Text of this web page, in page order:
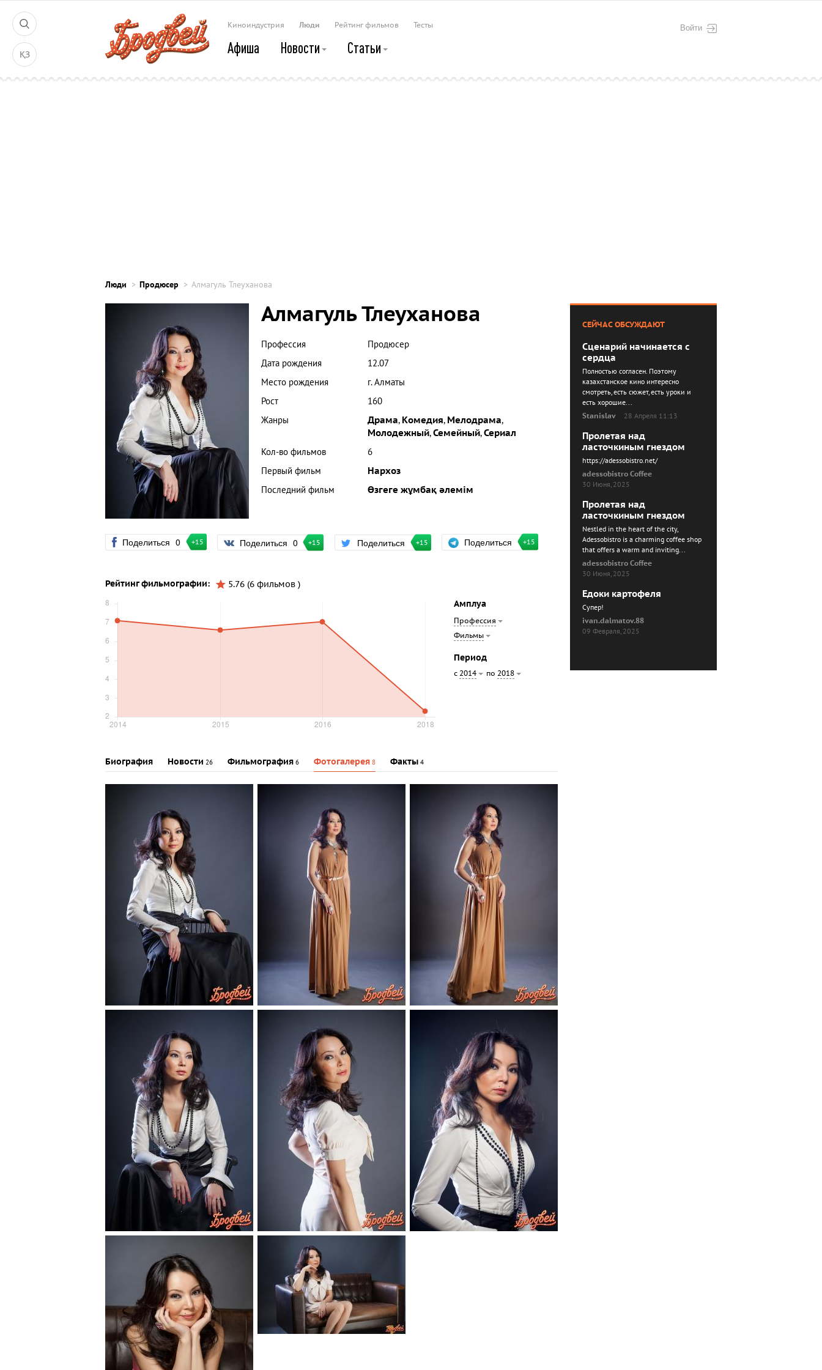
ҚЗ
Войти
Киноиндустрия Люди Рейтинг фильмов Тесты
Афиша Новости Статьи
Люди Продюсер Алмагуль Тлеуханова
Алмагуль Тлеуханова
Профессия
Продюсер
Дата рождения
12.07
Место рождения
г. Алматы
Рост
160
Жанры
Драма, Комедия, Мелодрама,
Молодежный,Семейный,Сериал
Кол-во фильмов
6
Первый фильм
Нархоз
Последний фильм
Өзгеге жұмбақ әлемім
Поделиться 0 +15 Поделиться 0 +15 Поделиться +15 Поделиться +15
Рейтинг фильмографии:
5.76 (6 фильмов )
Амплуа
Профессия
Фильмы
Период
с 2014 по 2018
Биография Новости 26 Фильмография 6 Фотогалерея 8 Факты 4
СЕЙЧАС ОБСУЖДАЮТ
Сценарий начинается с
сердца
Полностью согласен. Поэтому
казахстанское кино интересно
смотреть, есть сюжет, есть уроки и
есть хорошие...
Stanislav
28 Апреля 11:13
Пролетая над
ласточкиным гнездом
https://adessobistro.net/
adessobistro Coffee
30 Июня, 2025
Пролетая над
ласточкиным гнездом
Nestled in the heart of the city,
Adessobistro is a charming coffee shop
that offers a warm and inviting...
adessobistro Coffee
30 Июня, 2025
Едоки картофеля
Cупер!
ivan.dalmatov.88
09 Февраля, 2025